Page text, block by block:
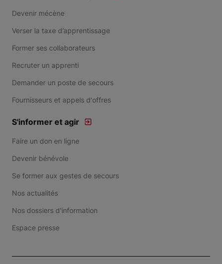
Devenir mécène
Verser la taxe d’apprentissage
Former ses collaborateurs
Recruter un apprenti
Demander un poste de secours
Fournisseurs et appels d'offres
S'informer et agir
Faire un don en ligne
Devenir bénévole
Se former aux gestes de secours
Nos actualités
Nos dossiers d'information
Espace presse